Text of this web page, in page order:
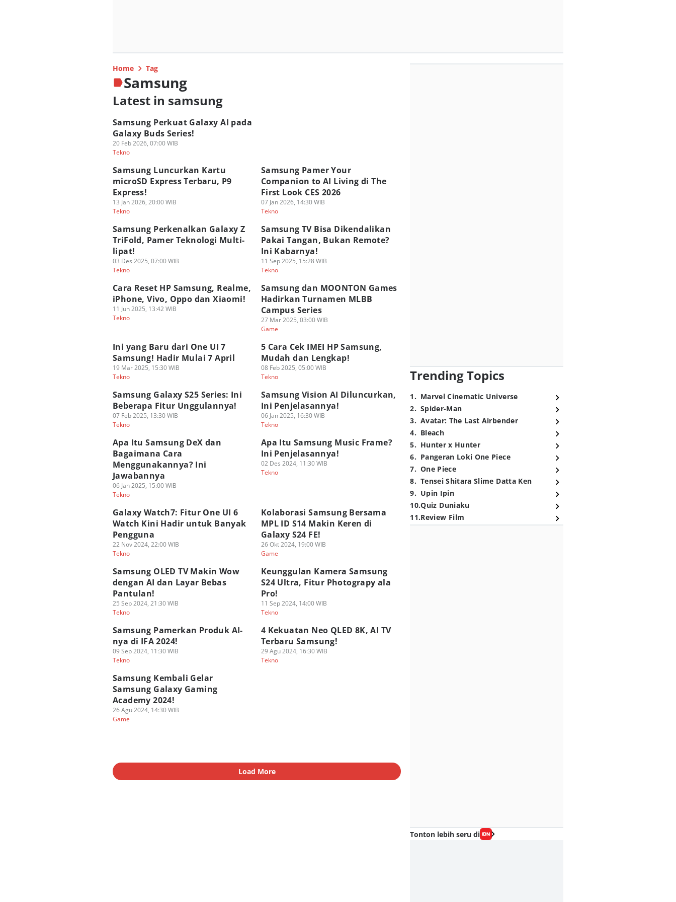
Home Tag
Samsung
Latest in samsung
Samsung Perkuat Galaxy AI pada
Galaxy Buds Series!
20 Feb 2026, 07:00 WIB
Tekno
Samsung Luncurkan Kartu
microSD Express Terbaru, P9
Express!
13 Jan 2026, 20:00 WIB
Tekno
Samsung Pamer Your
Companion to AI Living di The
First Look CES 2026
07 Jan 2026, 14:30 WIB
Tekno
Samsung Perkenalkan Galaxy Z
TriFold, Pamer Teknologi Multi-
lipat!
03 Des 2025, 07:00 WIB
Tekno
Samsung TV Bisa Dikendalikan
Pakai Tangan, Bukan Remote?
Ini Kabarnya!
11 Sep 2025, 15:28 WIB
Tekno
Cara Reset HP Samsung, Realme,
iPhone, Vivo, Oppo dan Xiaomi!
11 Jun 2025, 13:42 WIB
Tekno
Samsung dan MOONTON Games
Hadirkan Turnamen MLBB
Campus Series
27 Mar 2025, 03:00 WIB
Game
Ini yang Baru dari One UI 7
Samsung! Hadir Mulai 7 April
19 Mar 2025, 15:30 WIB
Tekno
5 Cara Cek IMEI HP Samsung,
Mudah dan Lengkap!
08 Feb 2025, 05:00 WIB
Tekno
Samsung Galaxy S25 Series: Ini
Beberapa Fitur Unggulannya!
07 Feb 2025, 13:30 WIB
Tekno
Samsung Vision AI Diluncurkan,
Ini Penjelasannya!
06 Jan 2025, 16:30 WIB
Tekno
Apa Itu Samsung DeX dan
Bagaimana Cara
Menggunakannya? Ini
Jawabannya
06 Jan 2025, 15:00 WIB
Tekno
Apa Itu Samsung Music Frame?
Ini Penjelasannya!
02 Des 2024, 11:30 WIB
Tekno
Galaxy Watch7: Fitur One UI 6
Watch Kini Hadir untuk Banyak
Pengguna
22 Nov 2024, 22:00 WIB
Tekno
Kolaborasi Samsung Bersama
MPL ID S14 Makin Keren di
Galaxy S24 FE!
26 Okt 2024, 19:00 WIB
Game
Samsung OLED TV Makin Wow
dengan AI dan Layar Bebas
Pantulan!
25 Sep 2024, 21:30 WIB
Tekno
Keunggulan Kamera Samsung
S24 Ultra, Fitur Photograpy ala
Pro!
11 Sep 2024, 14:00 WIB
Tekno
Samsung Pamerkan Produk AI-
nya di IFA 2024!
09 Sep 2024, 11:30 WIB
Tekno
4 Kekuatan Neo QLED 8K, AI TV
Terbaru Samsung!
29 Agu 2024, 16:30 WIB
Tekno
Samsung Kembali Gelar
Samsung Galaxy Gaming
Academy 2024!
26 Agu 2024, 14:30 WIB
Game
Load More
Trending Topics
1. Marvel Cinematic Universe
2. Spider-Man
3. Avatar: The Last Airbender
4. Bleach
5. Hunter x Hunter
6. Pangeran Loki One Piece
7. One Piece
8. Tensei Shitara Slime Datta Ken
9. Upin Ipin
10.Quiz Duniaku
11.Review Film
Tonton lebih seru di